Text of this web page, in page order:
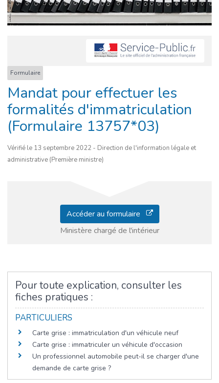
Formulaire
Mandat pour effectuer les
formalités d'immatriculation
(Formulaire 13757*03)
Vérifié le 13 septembre 2022 - Direction de l'information légale et
administrative (Première ministre)
Accéder au formulaire
Ministère chargé de l'intérieur
Pour toute explication, consulter les
fiches pratiques :
PARTICULIERS
Carte grise : immatriculation d'un véhicule neuf
Carte grise : immatriculer un véhicule d'occasion
Un professionnel automobile peut-il se charger d'une
demande de carte grise ?